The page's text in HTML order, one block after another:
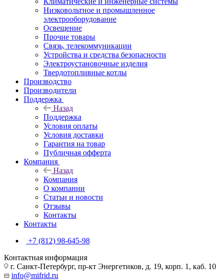
Низковольтное и промышленное
электрооборудование
Освещение
Прочие товары
Связь, телекоммуникации
Устройства и средства безопасности
Электроустановочные изделия
Твердотопливные котлы
Производство
Производители
Поддержка
Назад
Поддержка
Условия оплаты
Условия доставки
Гарантия на товар
Публичная офферта
Компания
Назад
Компания
О компании
Статьи и новости
Отзывы
Контакты
Контакты
+7 (812) 98-645-98
Контактная информация
г. Санкт-Петербург, пр-кт Энергетиков, д. 19, корп. 1, каб. 10
info@mifrid.ru